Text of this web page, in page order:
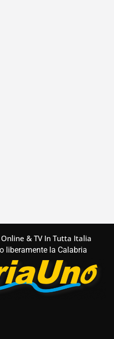
& TV In Tutta Italia
liberamente la Calabria